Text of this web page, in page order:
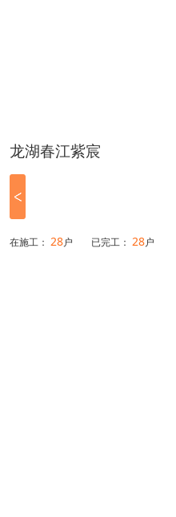
龙湖春江紫宸
在施工： 28户 已完工： 28户